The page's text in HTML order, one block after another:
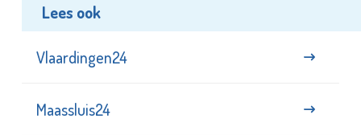
Lees ook
Vlaardingen24
Maassluis24